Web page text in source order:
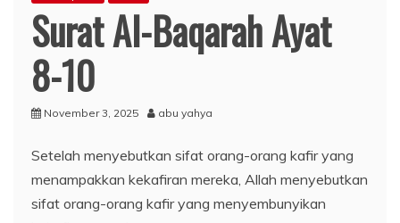
Surat Al-Baqarah Ayat
8-10
November 3, 2025 abu yahya
Setelah menyebutkan sifat orang-orang kafir yang
menampakkan kekafiran mereka, Allah menyebutkan
sifat orang-orang kafir yang menyembunyikan